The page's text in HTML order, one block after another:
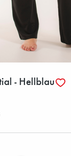
- Hellblau